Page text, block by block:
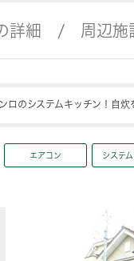
詳細 周辺施
ロのシステムキッチン！自
エアコン システ